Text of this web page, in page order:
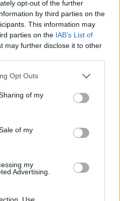
opt-out of the further
by third parties on the
This information may
parties on the IAB’s List of
may further disclose it to other
Opt Outs
of my
of my
my
Advertising.
Use,
merecido